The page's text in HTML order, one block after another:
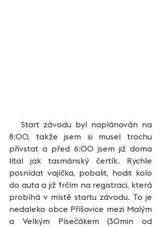
8:00, takže jsem si musel trochu
přivstat a před 6:00 jsem již doma
lítal jak tasmánský čertík. Rychle
posnídat vajíčka, pobalit, hodit kolo
do auta a již frčím na registraci, která
probíhá v místě startu závodu. To je
nedaleko obce Příšovice mezi Malým
a Velkým Písečákem (30min od